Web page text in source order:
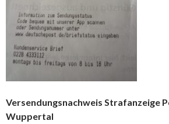
Versendungsnachweis Strafanzeige
Wuppertal